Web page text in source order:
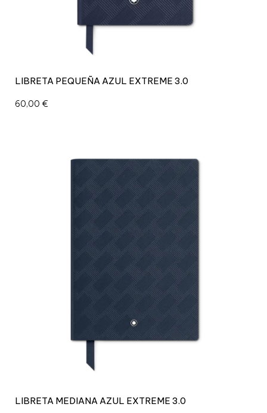
LIBRETA PEQUEÑA AZUL EXTREME 3.0
60,00 €
LIBRETA MEDIANA AZUL EXTREME 3.0